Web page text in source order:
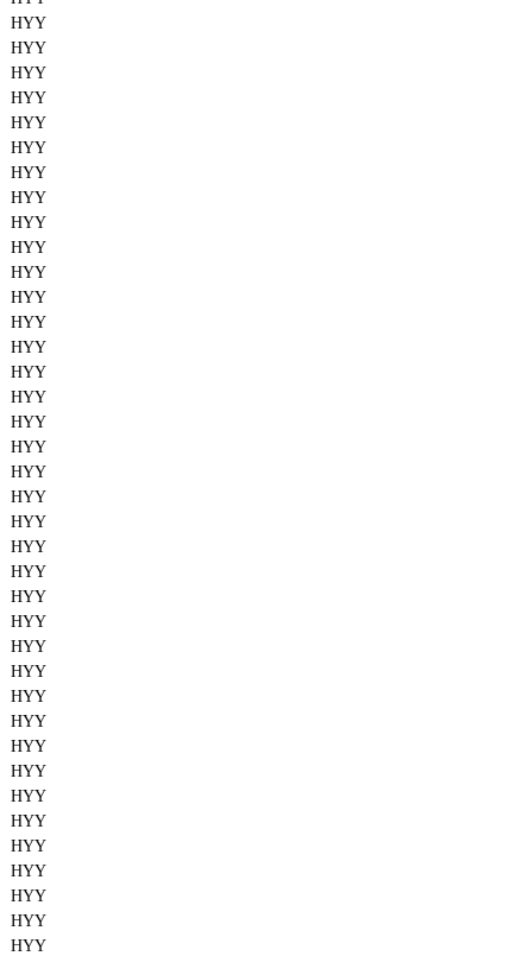
HYY
HYY
HYY
HYY
HYY
HYY
HYY
HYY
HYY
HYY
HYY
HYY
HYY
HYY
HYY
HYY
HYY
HYY
HYY
HYY
HYY
HYY
HYY
HYY
HYY
HYY
HYY
HYY
HYY
HYY
HYY
HYY
HYY
HYY
HYY
HYY
HYY
HYY